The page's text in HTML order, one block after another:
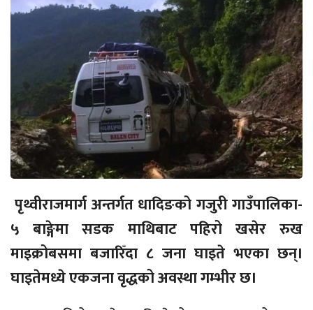
पृथ्वीराजमार्ग अन्तर्गत धादिङको गजुरी गाउँपालिका-
५ बाङ्गेमा सडक माथिबाट पहिरो खसेर रुख
माइक्रोबसमा बजारिँदा ८ जना घाइते भएका छन्।
घाइतेमध्ये एकजना वृद्धको अवस्था गम्भीर छ।